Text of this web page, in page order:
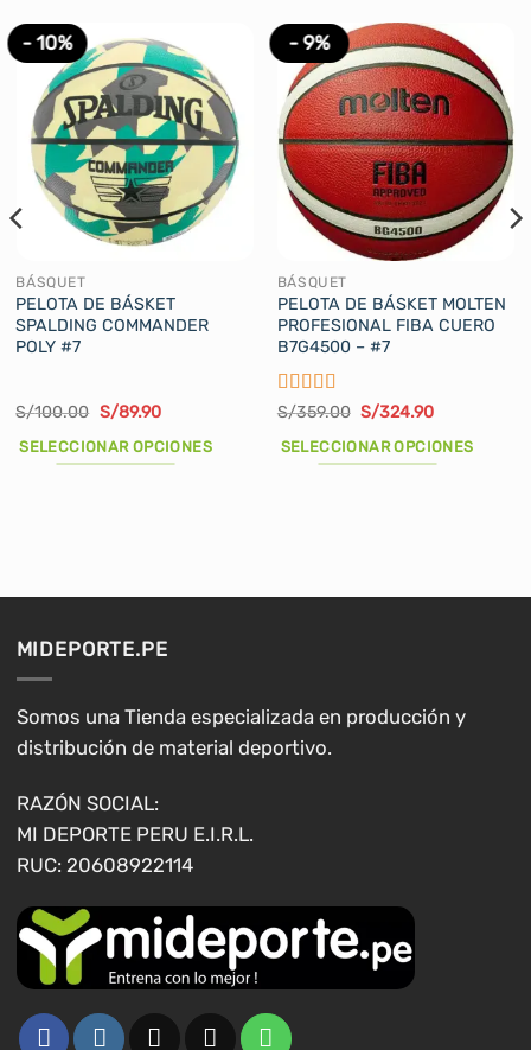
- 10%
BÁSQUET
PELOTA DE BÁSKET
SPALDING COMMANDER
POLY #7
S/100.00 El
original
era:
S/89.90El
actual
es:
SELECCIONAR OPCIONES
se
pueden
elegir
en
página
de
producto
- 9%
BÁSQUET
PELOTA DE BÁSKET MOLTEN
PROFESIONAL FIBA CUERO
B7G4500 – #7
Valorado
S/359.00 El
original
era:
S/324.90El
actual
es:
SELECCIONAR OPCIONES
elegir
en
MIDEPORTE.PE
Somos una Tienda especializada en producción y
distribución de material deportivo.
RAZÓN SOCIAL:
MI DEPORTE PERU E.I.R.L.
RUC: 20608922114